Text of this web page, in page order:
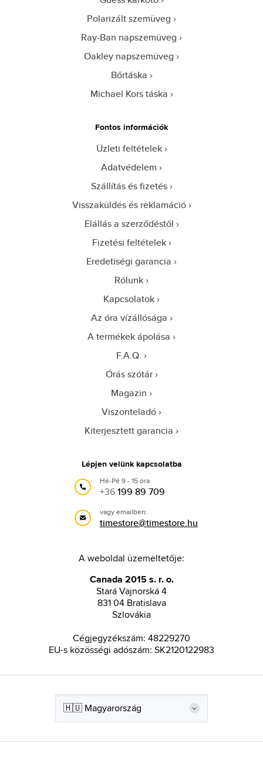
Polarizált szemüveg
Ray-Ban napszemüveg
Oakley napszemüveg
Bőrtáska
Michael Kors táska
Fontos információk
Üzleti feltételek
Adatvédelem
Szállítás és fizetés
Visszaküldés és reklamáció
Elállás a szerződéstől
Fizetési feltételek
Eredetiségi garancia
Rólunk
Kapcsolatok
Az óra vízállósága
A termékek ápolása
F.A.Q.
Órás szótár
Magazin
Viszonteladó
Kiterjesztett garancia
Lépjen velünk kapcsolatba
Hé-Pé 9 - 15 óra
+36199 89 709
vagy emailben:
timestore@timestore.hu
A weboldal üzemeltetője:
Canada 2015 s. r. o.
Stará Vajnorská 4
831 04 Bratislava
Szlovákia
Cégjegyzékszám: 48229270
EU-s közösségi adószám: SK2120122983